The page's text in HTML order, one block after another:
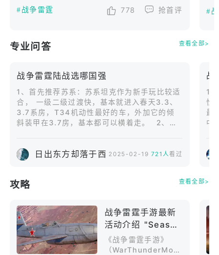
其
好
结
还
组
在
金
明
大
制
修
#战争雷霆 778 抢首评 #
专业问答 查看全部>
战争雷霆陆战选哪国强
1、首先推荐苏系：苏系坦克作为新手玩比较适
合， 一级二级过渡快，基本就进入春天3.3、
3.7系房，T34机动性最好的车，外加它的倾
斜装甲在3.7房，基本都可以横着走。 2、还
一炮，不死也残，除非你能射不准。
日出东方却落于西 2025-02-19 721人看过
战
1
性
最
中
E
攻略 查看全部>
战争雷霆手游最新
活动介绍 "Season
35：Rising
Threat"
《战争雷霆手游》
（WarThunderMobi